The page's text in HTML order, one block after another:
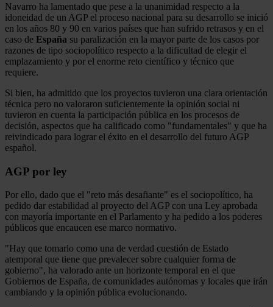
Navarro ha lamentado que pese a la unanimidad respecto a la
idoneidad de un AGP el proceso nacional para su desarrollo se inició
en los años 80 y 90 en varios países que han sufrido retrasos y en el
caso de España su paralización en la mayor parte de los casos por
razones de tipo sociopolítico respecto a la dificultad de elegir el
emplazamiento y por el enorme reto científico y técnico que
requiere.
Si bien, ha admitido que los proyectos tuvieron una clara orientación
técnica pero no valoraron suficientemente la opinión social ni
tuvieron en cuenta la participación pública en los procesos de
decisión, aspectos que ha calificado como "fundamentales" y que ha
reivindicado para lograr el éxito en el desarrollo del futuro AGP
español.
AGP por ley
Por ello, dado que el "reto más desafiante" es el sociopolítico, ha
pedido dar estabilidad al proyecto del AGP con una Ley aprobada
con mayoría importante en el Parlamento y ha pedido a los poderes
públicos que encaucen ese marco normativo.
"Hay que tomarlo como una de verdad cuestión de Estado
atemporal que tiene que prevalecer sobre cualquier forma de
gobierno", ha valorado ante un horizonte temporal en el que
Gobiernos de España, de comunidades autónomas y locales que irán
cambiando y la opinión pública evolucionando.